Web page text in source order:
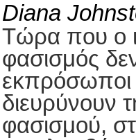
Diana
Τώρα που ο
φασισμός
εκπρόσωποι
διευρύνουν
φασισμού,